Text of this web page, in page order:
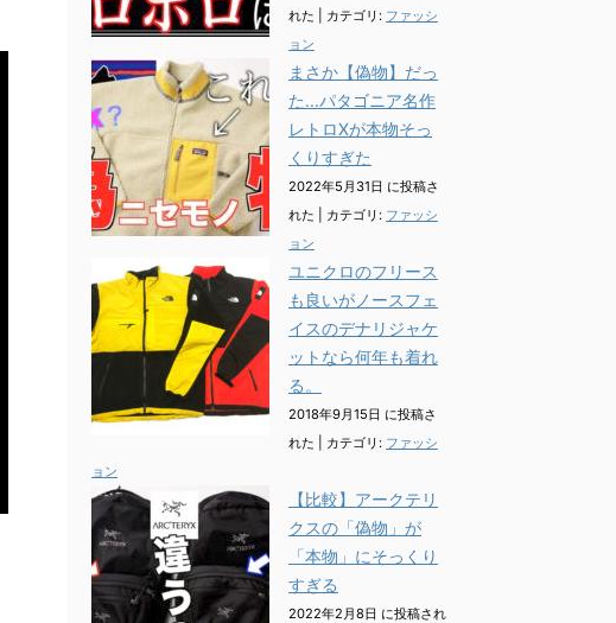
れた
カテゴリ: ファッシ
ョン
まさか【偽物】だっ
た...パタゴニア名作
レトロXが本物そっ
くりすぎた
2022年5月31日 に投稿さ
れた
カテゴリ: ファッシ
ョン
ユニクロのフリース
も良いがノースフェ
イスのデナリジャケ
ットなら何年も着れ
る。
2018年9月15日 に投稿さ
れた
カテゴリ: ファッシ
ョン
【比較】アークテリ
クスの「偽物」が
「本物」にそっくり
すぎる
2022年2月8日 に投稿され